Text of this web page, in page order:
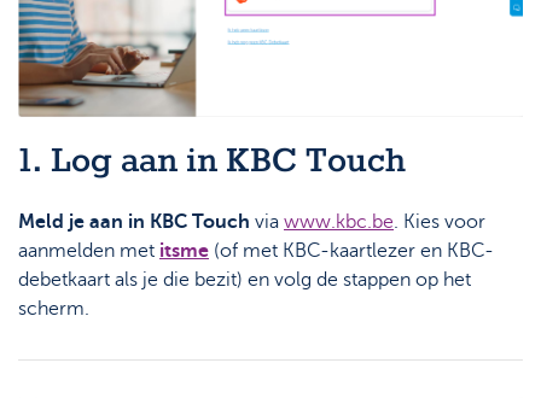
1. Log aan in KBC Touch
Meld je aan in KBC Touch via www.kbc.be . Kies voor
aanmelden met itsme (of met KBC-kaartlezer en KBC-
debetkaart als je die bezit) en volg de stappen op het
scherm.